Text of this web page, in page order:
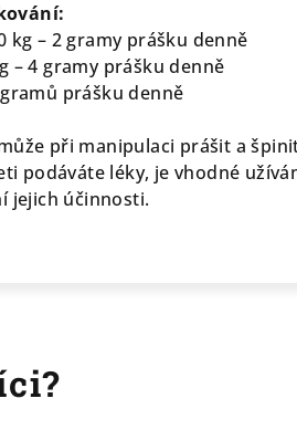
kg – 2 gramy prášku denně
– 4 gramy prášku denně
prášku denně
při manipulaci prášit a
podáváte léky, je vhodné
jejich účinnosti.